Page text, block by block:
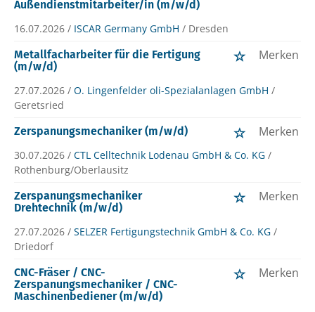
Außendienstmitarbeiter/in (m/w/d)
16.07.2026 / ISCAR Germany GmbH / Dresden
Metallfacharbeiter für die Fertigung
(m/w/d)
Merken
27.07.2026 / O. Lingenfelder oli-Spezialanlagen GmbH /
Geretsried
Zerspanungsmechaniker (m/w/d)
Merken
30.07.2026 / CTL Celltechnik Lodenau GmbH & Co. KG /
Rothenburg/Oberlausitz
Zerspanungsmechaniker
Drehtechnik (m/w/d)
Merken
27.07.2026 / SELZER Fertigungstechnik GmbH & Co. KG /
Driedorf
CNC-Fräser / CNC-
Zerspanungsmechaniker / CNC-
Maschinenbediener (m/w/d)
Merken